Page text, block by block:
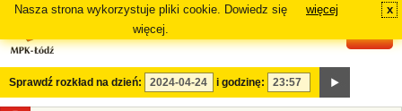
Nasza strona wykorzystuje pliki cookie. Dowiedz się
więcej.
więcej x
Sprawdź rozkład na dzień: i godzinę: